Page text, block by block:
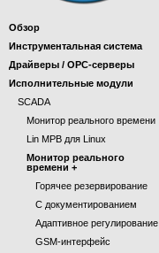
Обзор
Инструментальная система
Драйверы / OPC-серверы
Исполнительные модули
SCADA
Монитор реального времени
Lin МРВ для Linux
Монитор реального
времени +
Горячее резервирование
С документированием
Адаптивное регулирование
GSM-интерфейс